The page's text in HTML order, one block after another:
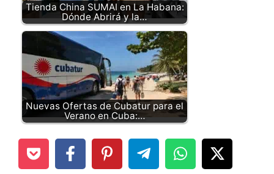
Tienda China SUMAI en La Habana:
Dónde Abrirá y la…
Nuevas Ofertas de Cubatur para el
Verano en Cuba:…